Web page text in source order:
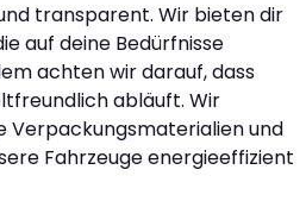
transparent. Wir bieten dir
auf deine Bedürfnisse
achten wir darauf, dass
abläuft. Wir
Verpackungsmaterialien und
Fahrzeuge energieeffizient